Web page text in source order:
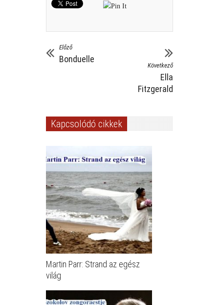
Előző
Bonduelle
Következő
Ella
Fitzgerald
Kapcsolódó cikkek
Martin Parr: Strand az egész
világ